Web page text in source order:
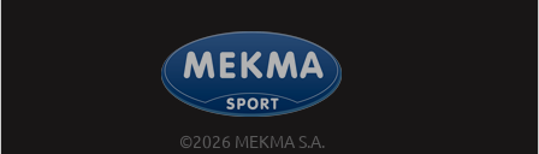
©2026 MEKMA S.A.